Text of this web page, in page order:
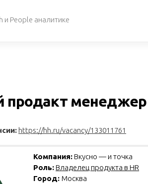
и People аналитике
продакт менеджер
https://hh.ru/vacancy/133011761
Компания:Вкусно — и точка
Роль:Владелец продукта в HR
Город: Москва